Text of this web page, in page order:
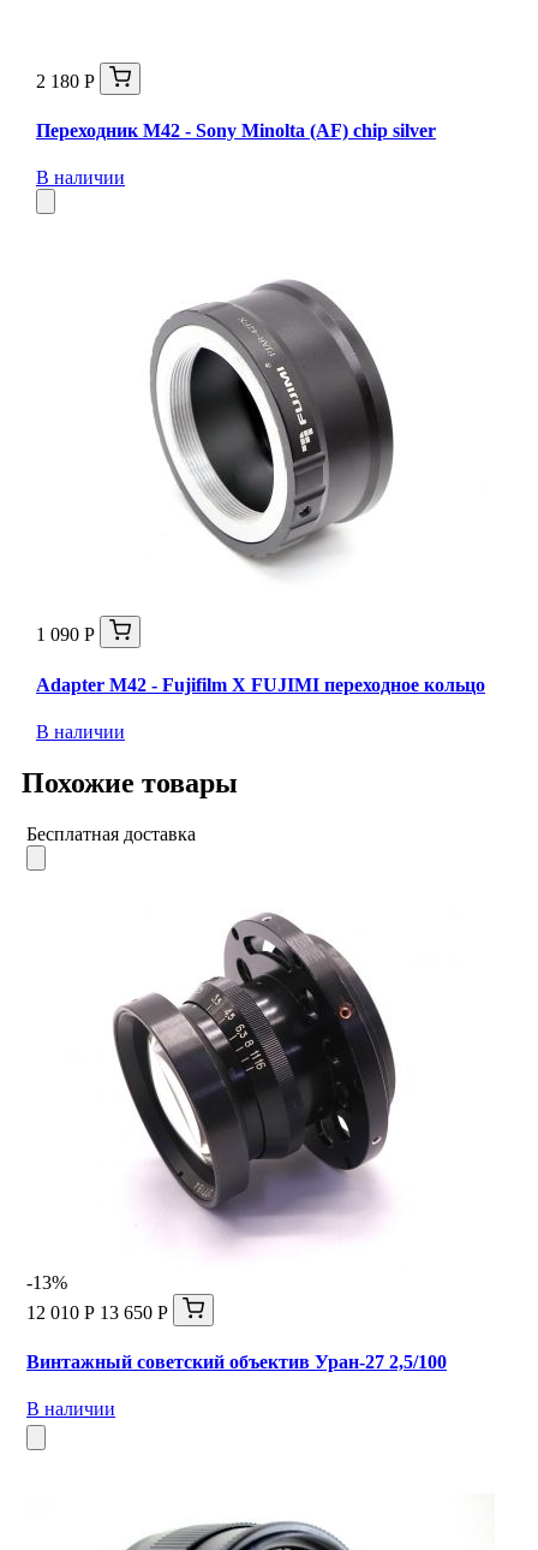
2 180 Р
Переходник M42 - Sony Minolta (AF) chip silver
В наличии
1 090 Р
Adapter M42 - Fujifilm X FUJIMI переходное кольцо
В наличии
Похожие товары
Бесплатная доставка
-13%
12 010 Р 13 650 Р
Винтажный советский объектив Уран-27 2,5/100
В наличии